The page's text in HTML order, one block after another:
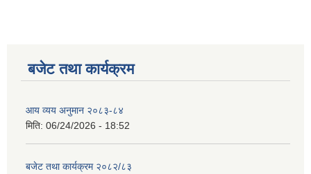
बजेट तथा कार्यक्रम
आय व्यय अनुमान २०८३-८४
मिति: 06/24/2026 - 18:52
बजेट तथा कार्यक्रम २०८२/८३